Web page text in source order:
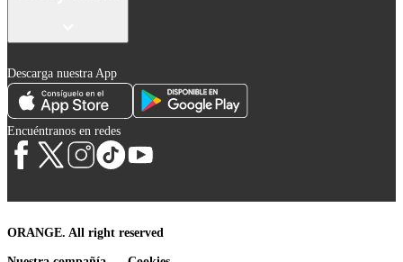
Descarga nuestra App
Encuéntranos en redes
ORANGE. All right reserved